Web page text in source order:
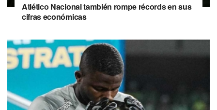
Atlético Nacional también rompe récords en sus
cifras económicas